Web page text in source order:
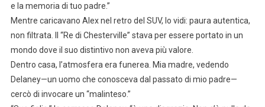
e la memoria di tuo padre.”
Mentre caricavano Alex nel retro del SUV, lo vidi: paura autentica,
non filtrata. Il “Re di Chesterville” stava per essere portato in un
mondo dove il suo distintivo non aveva più valore.
Dentro casa, l’atmosfera era funerea. Mia madre, vedendo
Delaney—un uomo che conosceva dal passato di mio padre—
cercò di invocare un “malinteso.”